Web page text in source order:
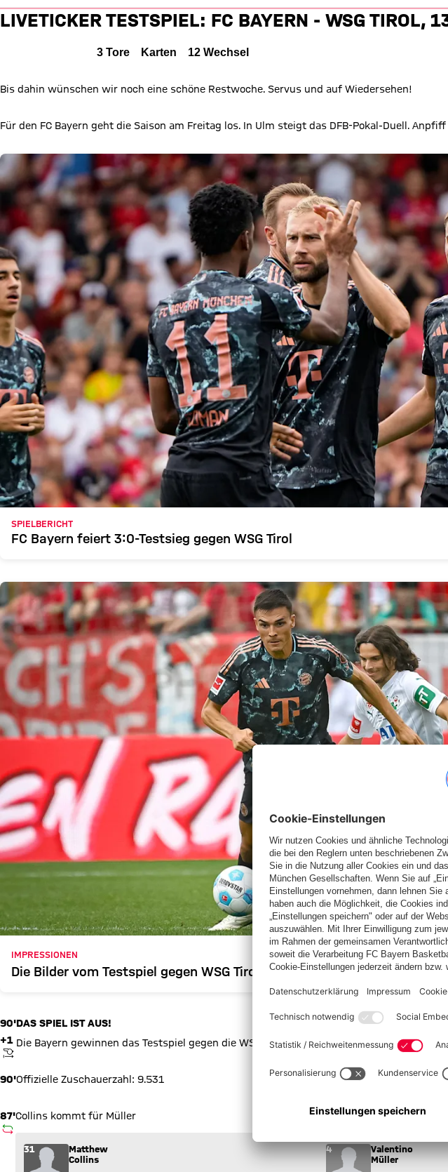
Liveticker: FC Bayern vs. WSG Tirol -
LIVETICKER TESTSPIEL: FC BAYERN - WSG TIROL,
3 Tore Karten 12 Wechsel
Bis dahin wünschen wir noch eine schöne Restwoche. Servus und auf Wiedersehen!
Für den FC Bayern geht die Saison am Freitag los. In Ulm steigt das DFB-Pokal-Duell.
SPIELBERICHT
FC Bayern feiert 3:0-Testsieg gegen WSG Tirol
IMPRESSIONEN
Die Bilder vom Testspiel gegen WSG Tirol
90'
+1
ANPFIFF
DAS SPIEL IST AUS!
Die Bayern gewinnen das Testspiel gegen die WSG Tirol mit 3:0.
90'Offizielle Zuschauerzahl: 9.531
87'
AUSWECHSLUNG
Collins kommt für Müller
Wechsel: Matthew Collins (31) kommt für Valentino Müller (4) ins Spiel.
31
Matthew
Collins
4
Valentino
Müller